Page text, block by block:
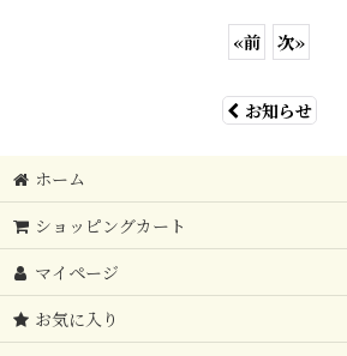
«前 次»
お知らせ
ホーム
ショッピングカート
マイページ
お気に入り